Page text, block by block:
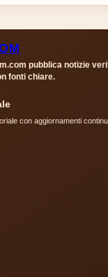
pubblica notizie
fonti chiare.
con aggiornamenti